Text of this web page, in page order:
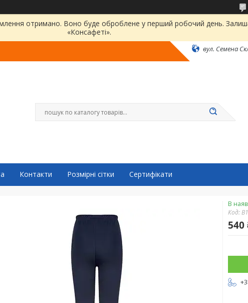
отримано. Воно буде оброблене у перший робочий день.
«Консафеті».
вул. Семена
Контакти Розмірні сітки Сертифікати
В
Код:
540